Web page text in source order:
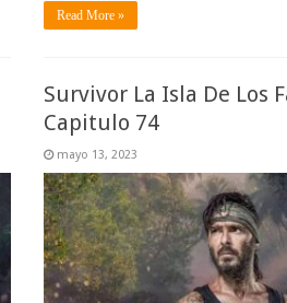
Read More »
Survivor La Isla De Los
Capitulo 74
mayo 13, 2023